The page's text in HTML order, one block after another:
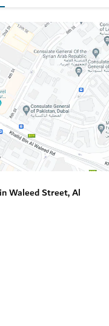
Waleed Street, Al